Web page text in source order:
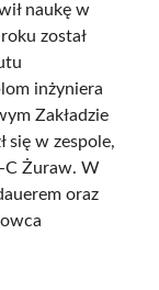
naukę w
został
inżyniera
Zakładzie
się w zespole,
C Żuraw. W
oraz